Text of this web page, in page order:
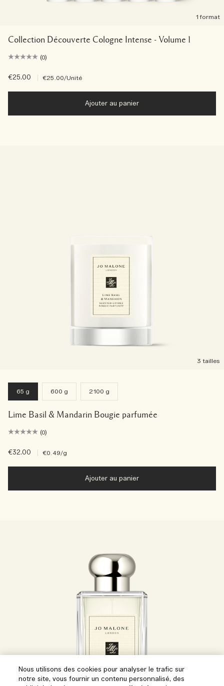
1 format
Collection Découverte Cologne Intense - Volume 1
(0)
€25.00 €25.00/Unité
Ajouter au panier
3 tailles
65 g 600 g 2100 g
Lime Basil & Mandarin Bougie parfumée
(0)
€32.00 €0.49/g
Ajouter au panier
Nous utilisons des cookies pour analyser le trafic sur
notre site, vous fournir un contenu personnalisé, des